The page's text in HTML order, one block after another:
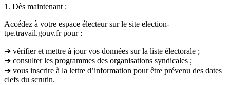
1. Dès maintenant :
Accédez à votre espace électeur sur le site election-
tpe.travail.gouv.fr pour :
➔ vérifier et mettre à jour vos données sur la liste électorale ;
➔ consulter les programmes des organisations syndicales ;
➔ vous inscrire à la lettre d’information pour être prévenu des dates
clefs du scrutin.